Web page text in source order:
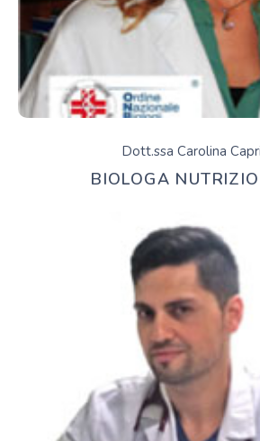
Dott.ssa Carolina
BIOLOGA